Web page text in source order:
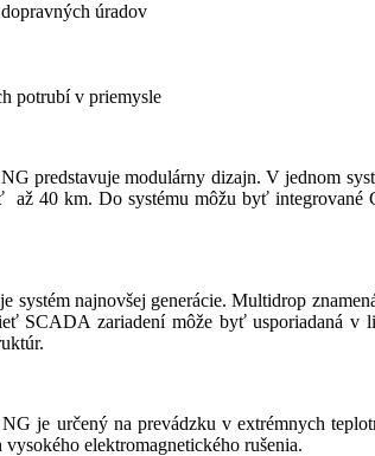
úradov
potrubí v priemysle
predstavuje modulárny dizajn. V jednom
až 40 km. Do systému môžu byť integrované
systém najnovšej generácie. Multidrop
SCADA zariadení môže byť usporiadaná
je určený na prevádzku v extrémnych
elektromagnetického rušenia.